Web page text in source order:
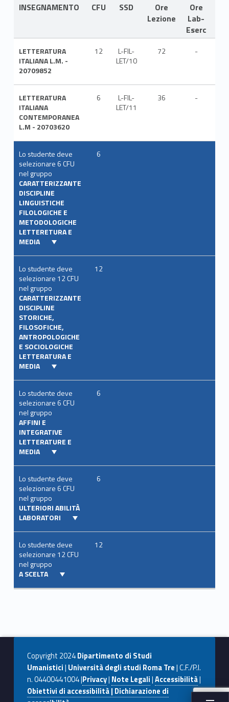
INSEGNAMENTO CFU SSD
Ore
Lezione
Ore
Lab-
Eserc
LETTERATURA
ITALIANA L.M. -
20709852
12
L-FIL-
LET/10
72 -
LETTERATURA
ITALIANA
CONTEMPORANEA
L.M - 20703620
6
L-FIL-
LET/11
36 -
Lo studente deve
selezionare 6 CFU
nel gruppo
CARATTERIZZANTE
DISCIPLINE
LINGUISTICHE
FILOLOGICHE E
METODOLOGICHE
LETTERETURA E
MEDIA
6
Lo studente deve
selezionare 12 CFU
nel gruppo
CARATTERIZZANTE
DISCIPLINE
STORICHE,
FILOSOFICHE,
ANTROPOLOGICHE
E SOCIOLOGICHE
LETTERATURA E
MEDIA
12
Lo studente deve
selezionare 6 CFU
nel gruppo
AFFINI E
INTEGRATIVE
LETTERATURE E
MEDIA
6
Lo studente deve
selezionare 6 CFU
nel gruppo
ULTERIORI ABILITÀ
LABORATORI
6
Lo studente deve
selezionare 12 CFU
nel gruppo
A SCELTA
12
Copyright 2024Dipartimento di Studi
Umanistici| Università degli studi Roma Tre| C.F./P.I.
n. 04400441004 |Privacy| Note Legali|Accessibilità|
Obiettivi di accessibilità | Dichiarazione di